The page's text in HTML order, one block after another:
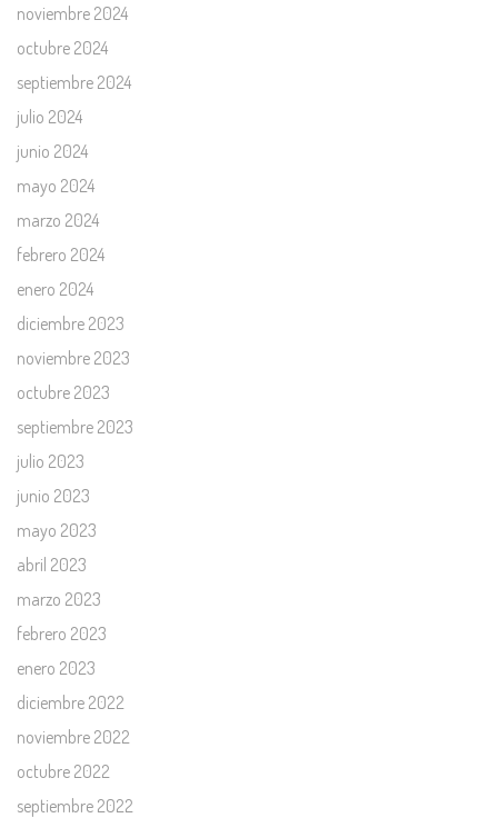
noviembre 2024
octubre 2024
septiembre 2024
julio 2024
junio 2024
mayo 2024
marzo 2024
febrero 2024
enero 2024
diciembre 2023
noviembre 2023
octubre 2023
septiembre 2023
julio 2023
junio 2023
mayo 2023
abril 2023
marzo 2023
febrero 2023
enero 2023
diciembre 2022
noviembre 2022
octubre 2022
septiembre 2022